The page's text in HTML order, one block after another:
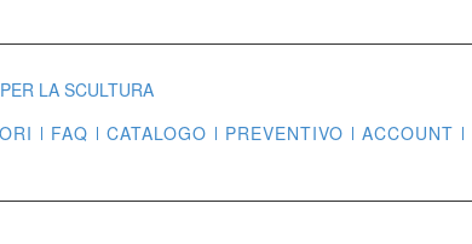
FAQ CATALOGO PREVENTIVO ACCOUNT